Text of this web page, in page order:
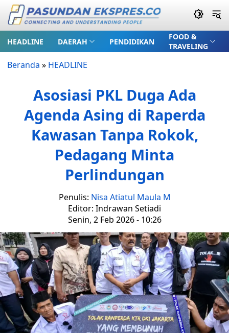
HEADLINE DAERAH PENDIDIKAN
FOOD &
TRAVELING
Beranda » HEADLINE
Asosiasi PKL Duga Ada
Agenda Asing di Raperda
Kawasan Tanpa Rokok,
Pedagang Minta
Perlindungan
Penulis: Nisa Atiatul Maula M
Editor: Indrawan Setiadi
Senin, 2 Feb 2026 - 10:26